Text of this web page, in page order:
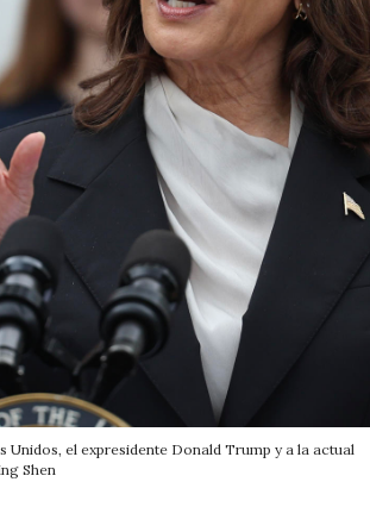
el expresidente Donald Trump y a la actual
Shen